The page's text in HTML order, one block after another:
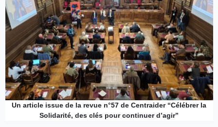
Un article issue de la revue n°57 de Centraider “Célébrer la
Solidarité, des clés pour continuer d’agir”